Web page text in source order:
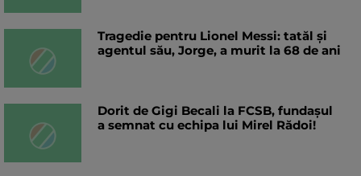
Tragedie pentru Lionel Messi: tatăl și
agentul său, Jorge, a murit la 68 de ani
Dorit de Gigi Becali la FCSB, fundașul
a semnat cu echipa lui Mirel Rădoi!